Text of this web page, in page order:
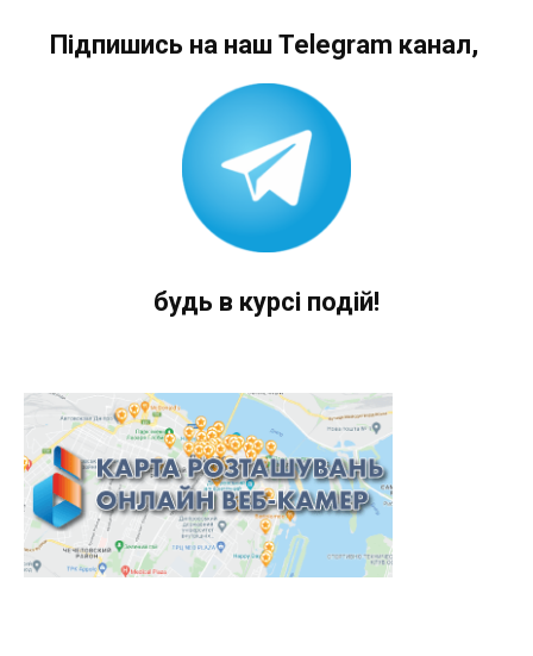
Підпишись на наш Telegram канал,
будь в курсі подій!